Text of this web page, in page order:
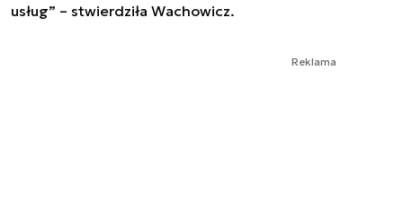
usług” – stwierdziła Wachowicz.
Reklama